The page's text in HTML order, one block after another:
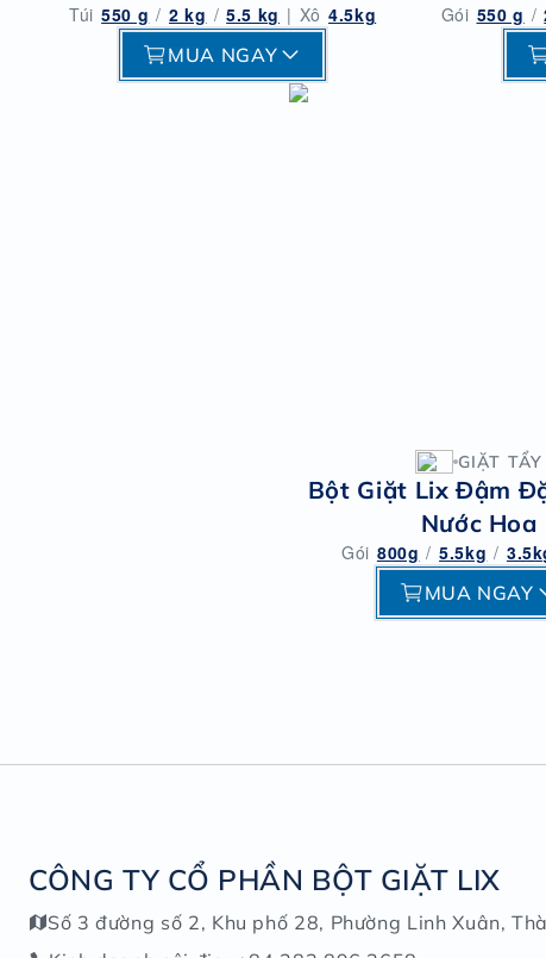
Túi 550 g / 2 kg / 5.5 kg | Xô 4.5kg
MUA NGAY
Gói 550 g /
GIẶT TẨY
Bột Giặt Lix Đậm
Nước Hoa
Gói 800g / 5.5kg /
MUA NGAY
CÔNG TY CỔ PHẦN BỘT GIẶT LIX
Số 3 đường số 2, Khu phố 28, Phường Linh Xuân,